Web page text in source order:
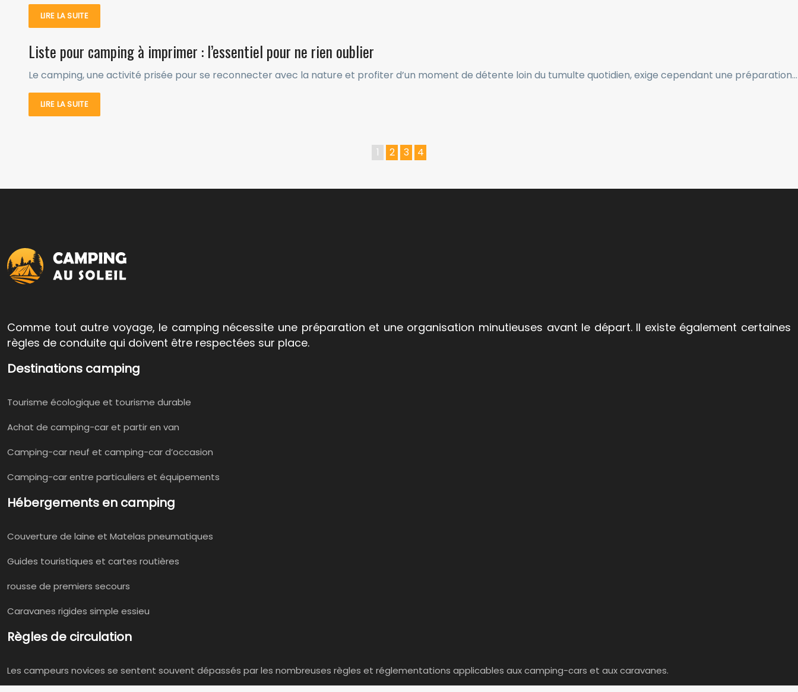
LIRE LA SUITE
Liste pour camping à imprimer : l’essentiel pour ne rien oublier
Le camping, une activité prisée pour se reconnecter avec la nature et profiter d’un moment de détente loin du tumulte quotidien, exige cependant une préparation…
LIRE LA SUITE
1 2 3 4
Comme tout autre voyage, le camping nécessite une préparation et une organisation minutieuses avant le départ. Il existe également certaines
règles de conduite qui doivent être respectées sur place.
Destinations camping
Tourisme écologique et tourisme durable
Achat de camping-car et partir en van
Camping-car neuf et camping-car d’occasion
Camping-car entre particuliers et équipements
Hébergements en camping
Couverture de laine et Matelas pneumatiques
Guides touristiques et cartes routières
rousse de premiers secours
Caravanes rigides simple essieu
Règles de circulation
Les campeurs novices se sentent souvent dépassés par les nombreuses règles et réglementations applicables aux camping-cars et aux caravanes.